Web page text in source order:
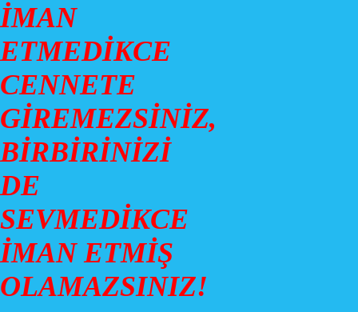
İMAN
ETMEDİKCE
CENNETE
GİREMEZSİNİZ,
BİRBİRİNİZİ
DE
SEVMEDİKCE
İMAN ETMİŞ
OLAMAZSINIZ!